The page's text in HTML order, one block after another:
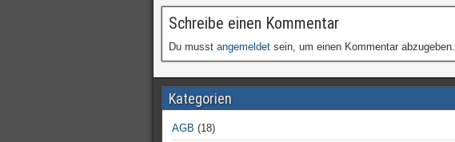
Schreibe einen Kommentar
Du musst angemeldet sein, um einen Kommentar abzugeben.
Kategorien
AGB (18)